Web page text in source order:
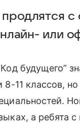
с
или
будущего”
11 классов,
а ребята